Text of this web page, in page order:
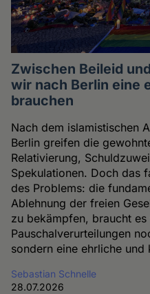
Zwischen Beileid
wir nach Berlin eine
brauchen
Nach dem islamistischen
Berlin greifen die
Relativierung,
Spekulationen. Doch das
des Problems: die
Ablehnung der freien
zu bekämpfen, braucht es
Pauschalverurteilungen
sondern eine ehrliche
Sebastian Schnelle
28.07.2026